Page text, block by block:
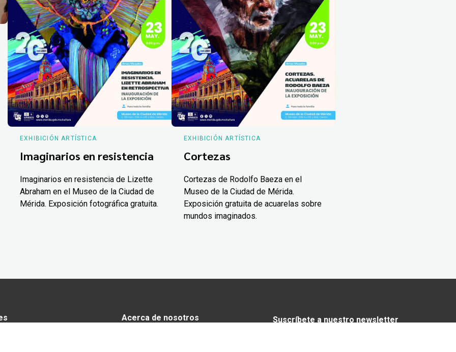
EXHIBICIÓN ARTÍSTICA
Imaginarios en resistencia
Imaginarios en resistencia de Lizette
Abraham en el Museo de la Ciudad de
Mérida. Exposición fotográfica gratuita.
EXHIBICIÓN ARTÍSTICA
Cortezas
Cortezas de Rodolfo Baeza en el
Museo de la Ciudad de Mérida.
Exposición gratuita de acuarelas sobre
mundos imaginados.
Acerca de nosotros
Suscríbete a nuestro newsletter